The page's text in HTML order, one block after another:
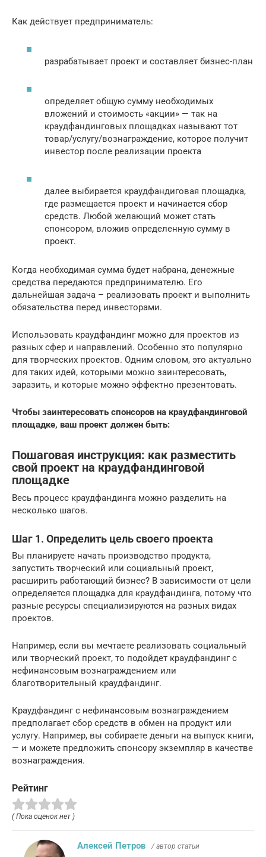
Как действует предприниматель:
разрабатывает проект и составляет бизнес-план
определяет общую сумму необходимых
вложений и стоимость «акции» — так на
краудфандинговых площадках называют тот
товар/услугу/вознаграждение, которое получит
инвестор после реализации проекта
далее выбирается краудфандиговая площадка,
где размещается проект и начинается сбор
средств. Любой желающий может стать
спонсором, вложив определенную сумму в
проект.
Когда необходимая сумма будет набрана, денежные
средства передаются предпринимателю. Его
дальнейшая задача – реализовать проект и выполнить
обязательства перед инвесторами.
Использовать краудфандинг можно для проектов из
разных сфер и направлений. Особенно это популярно
для творческих проектов. Одним словом, это актуально
для таких идей, которыми можно заинтересовать,
заразить, и которые можно эффектно презентовать.
Чтобы заинтересовать спонсоров на краудфандинговой
площадке, ваш проект должен быть:
Пошаговая инструкция: как разместить
свой проект на краудфандинговой
площадке
Весь процесс краудфандинга можно разделить на
несколько шагов.
Шаг 1. Определить цель своего проекта
Вы планируете начать производство продукта,
запустить творческий или социальный проект,
расширить работающий бизнес? В зависимости от цели
определяется площадка для краудфандинга, потому что
разные ресурсы специализируются на разных видах
проектов.
Например, если вы мечтаете реализовать социальный
или творческий проект, то подойдет краудфандинг с
нефинансовым вознаграждением или
благотворительный краудфандинг.
Краудфандинг с нефинансовым вознаграждением
предполагает сбор средств в обмен на продукт или
услугу. Например, вы собираете деньги на выпуск книги,
— и можете предложить спонсору экземпляр в качестве
вознаграждения.
Рейтинг
( Пока оценок нет )
Алексей Петров / автор статьи